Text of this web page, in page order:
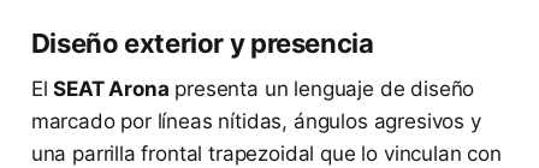
Diseño exterior y presencia
ElSEAT Arona presenta un lenguaje de diseño
marcado por líneas nítidas, ángulos agresivos y
una parrilla frontal trapezoidal que lo vinculan con